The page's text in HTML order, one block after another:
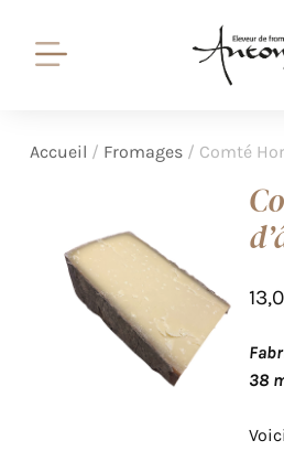
Accueil / Fromages/ Comté
38